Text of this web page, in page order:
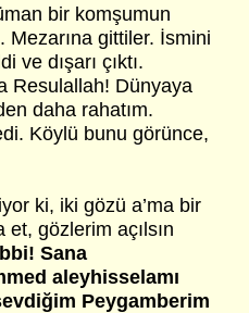
bir komşumun
Mezarına gittiler. İsmini
ve dışarı çıktı.
Resulallah! Dünyaya
daha rahatım.
Köylü bunu görünce,
ki, iki gözü a’ma bir
gözlerim açılsın
Sana
aleyhisselamı
Peygamberim